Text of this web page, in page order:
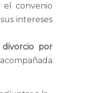
el convenio
intereses
por